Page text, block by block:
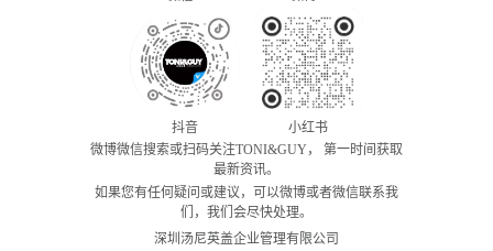
抖音
小红书
微博微信搜索或扫码关注TONI&GUY， 第一时间获取
最新资讯。
如果您有任何疑问或建议，可以微博或者微信联系我
们，我们会尽快处理。
深圳汤尼英盖企业管理有限公司